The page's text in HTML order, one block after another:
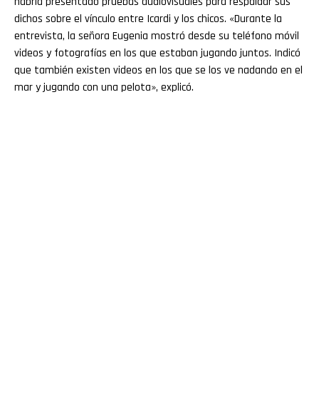
dichos sobre el vínculo entre Icardi y los chicos. «Durante la
entrevista, la señora Eugenia mostró desde su teléfono móvil
videos y fotografías en los que estaban jugando juntos. Indicó
que también existen videos en los que se los ve nadando en el
mar y jugando con una pelota», explicó.